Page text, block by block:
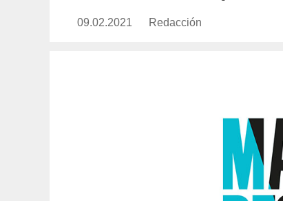
Publicado
09.02.2021 https://
Redacción